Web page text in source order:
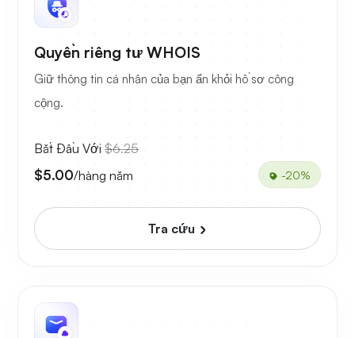
Quyền riêng tư WHOIS
Giữ thông tin cá nhân của bạn ẩn khỏi hồ sơ công
cộng.
Bắt Đầu Với $6.25
$5.00/hàng năm -20%
Tra cứu